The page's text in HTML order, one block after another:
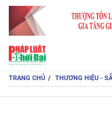
TRANG CHỦ THƯƠNG HIỆU -